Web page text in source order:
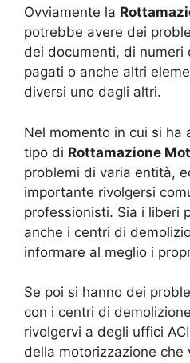
Ovviamente la
potrebbe avere dei
dei documenti, di numeri
pagati o anche altri
diversi uno dagli altri.
Nel momento in cui si ha
tipo di Rottamazione
problemi di varia entità,
importante rivolgersi
professionisti. Sia i liberi
anche i centri di
informare al meglio i
Se poi si hanno dei
con i centri di
rivolgervi a degli uffici
della motorizzazione che